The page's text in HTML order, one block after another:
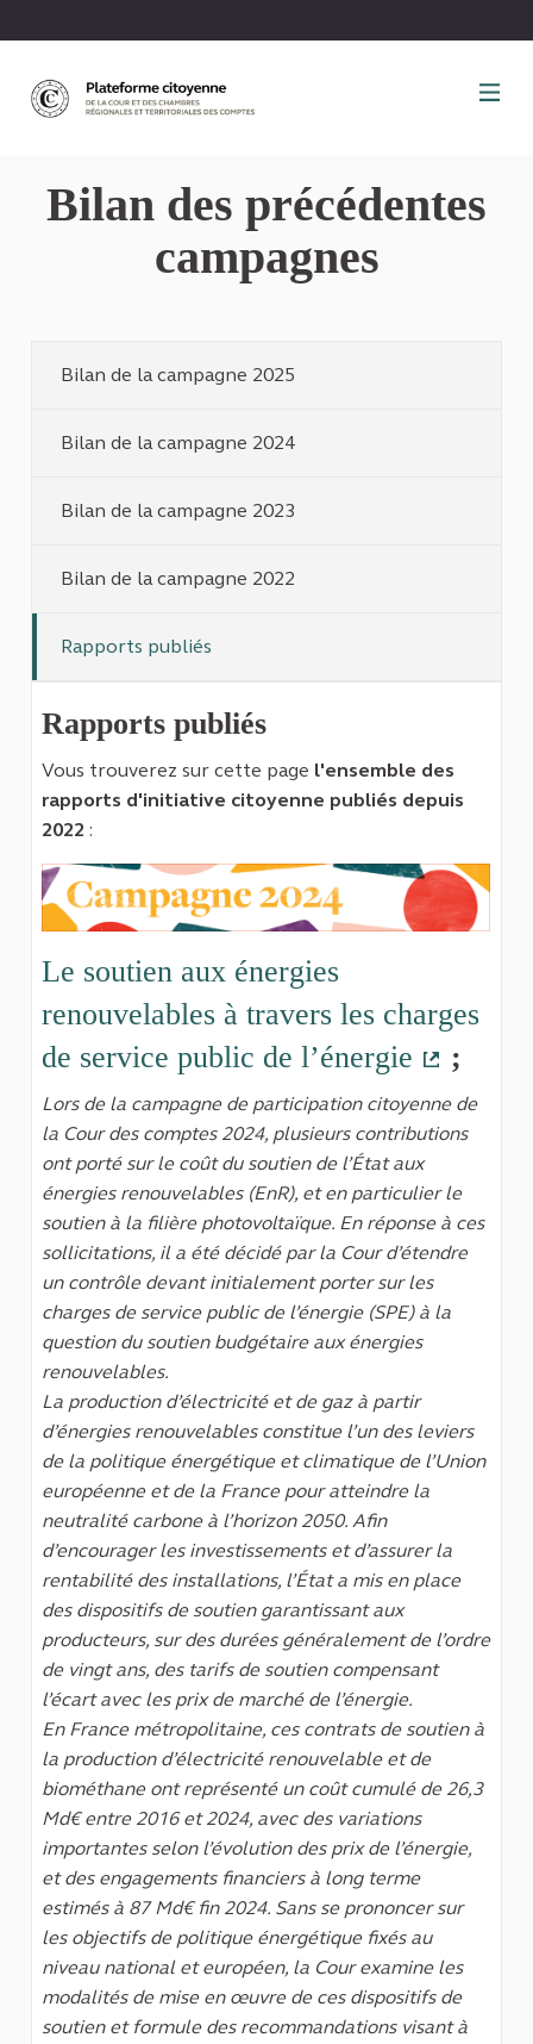
Bilan des précédentes
campagnes
Bilan de la campagne 2025
Bilan de la campagne 2024
Bilan de la campagne 2023
Bilan de la campagne 2022
Rapports publiés
Rapports publiés
Vous trouverez sur cette page l'ensemble des
rapports d'initiative citoyenne publiés depuis
2022 :
Le soutien aux énergies
renouvelables à travers les charges
de service public de l’énergie
(Lien
;
Lors de la campagne de participation citoyenne de
la Cour des comptes 2024, plusieurs contributions
ont porté sur le coût du soutien de l’État aux
énergies renouvelables (EnR), et en particulier le
soutien à la filière photovoltaïque. En réponse à ces
sollicitations, il a été décidé par la Cour d’étendre
un contrôle devant initialement porter sur les
charges de service public de l’énergie (SPE) à la
question du soutien budgétaire aux énergies
renouvelables.
La production d’électricité et de gaz à partir
d’énergies renouvelables constitue l’un des leviers
de la politique énergétique et climatique de l’Union
européenne et de la France pour atteindre la
neutralité carbone à l’horizon 2050. Afin
d’encourager les investissements et d’assurer la
rentabilité des installations, l’État a mis en place
des dispositifs de soutien garantissant aux
producteurs, sur des durées généralement de l’ordre
de vingt ans, des tarifs de soutien compensant
l’écart avec les prix de marché de l’énergie.
En France métropolitaine, ces contrats de soutien à
la production d’électricité renouvelable et de
biométhane ont représenté un coût cumulé de 26,3
Md€ entre 2016 et 2024, avec des variations
importantes selon l’évolution des prix de l’énergie,
et des engagements financiers à long terme
estimés à 87 Md€ fin 2024. Sans se prononcer sur
les objectifs de politique énergétique fixés au
niveau national et européen, la Cour examine les
modalités de mise en œuvre de ces dispositifs de
soutien et formule des recommandations visant à